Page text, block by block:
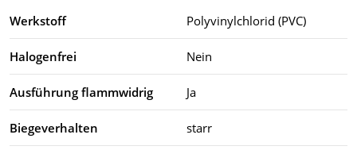
Werkstoff Polyvinylchlorid (PVC)
Halogenfrei Nein
Ausführung flammwidrig Ja
Biegeverhalten starr